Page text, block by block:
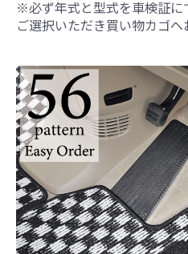
※必ず年式と型式を車検証に
ご選択いただき買い物カゴへ